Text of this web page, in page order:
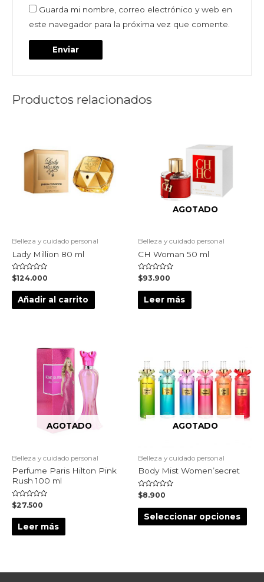
Guarda mi nombre, correo electrónico y web en
este navegador para la próxima vez que comente.
Productos relacionados
Belleza y cuidado personal
Lady Million 80 ml
Valorado
en
0
$124.000
Añadir al carrito
AGOTADO
Belleza y cuidado personal
CH Woman 50 ml
Valorado
en
0
$93.900
Leer más
AGOTADO
Belleza y cuidado personal
Perfume Paris Hilton Pink
Rush 100 ml
Valorado
en
0
$27.500
Leer más
AGOTADO
Belleza y cuidado personal
Body Mist Women’secret
Valorado
en
0
$8.900
Seleccionar opciones